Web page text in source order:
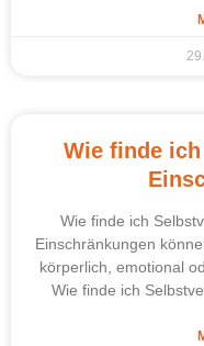
Wie finde
Wie finde ich
Einschränkungen
körperlich, emotional
Wie finde ich